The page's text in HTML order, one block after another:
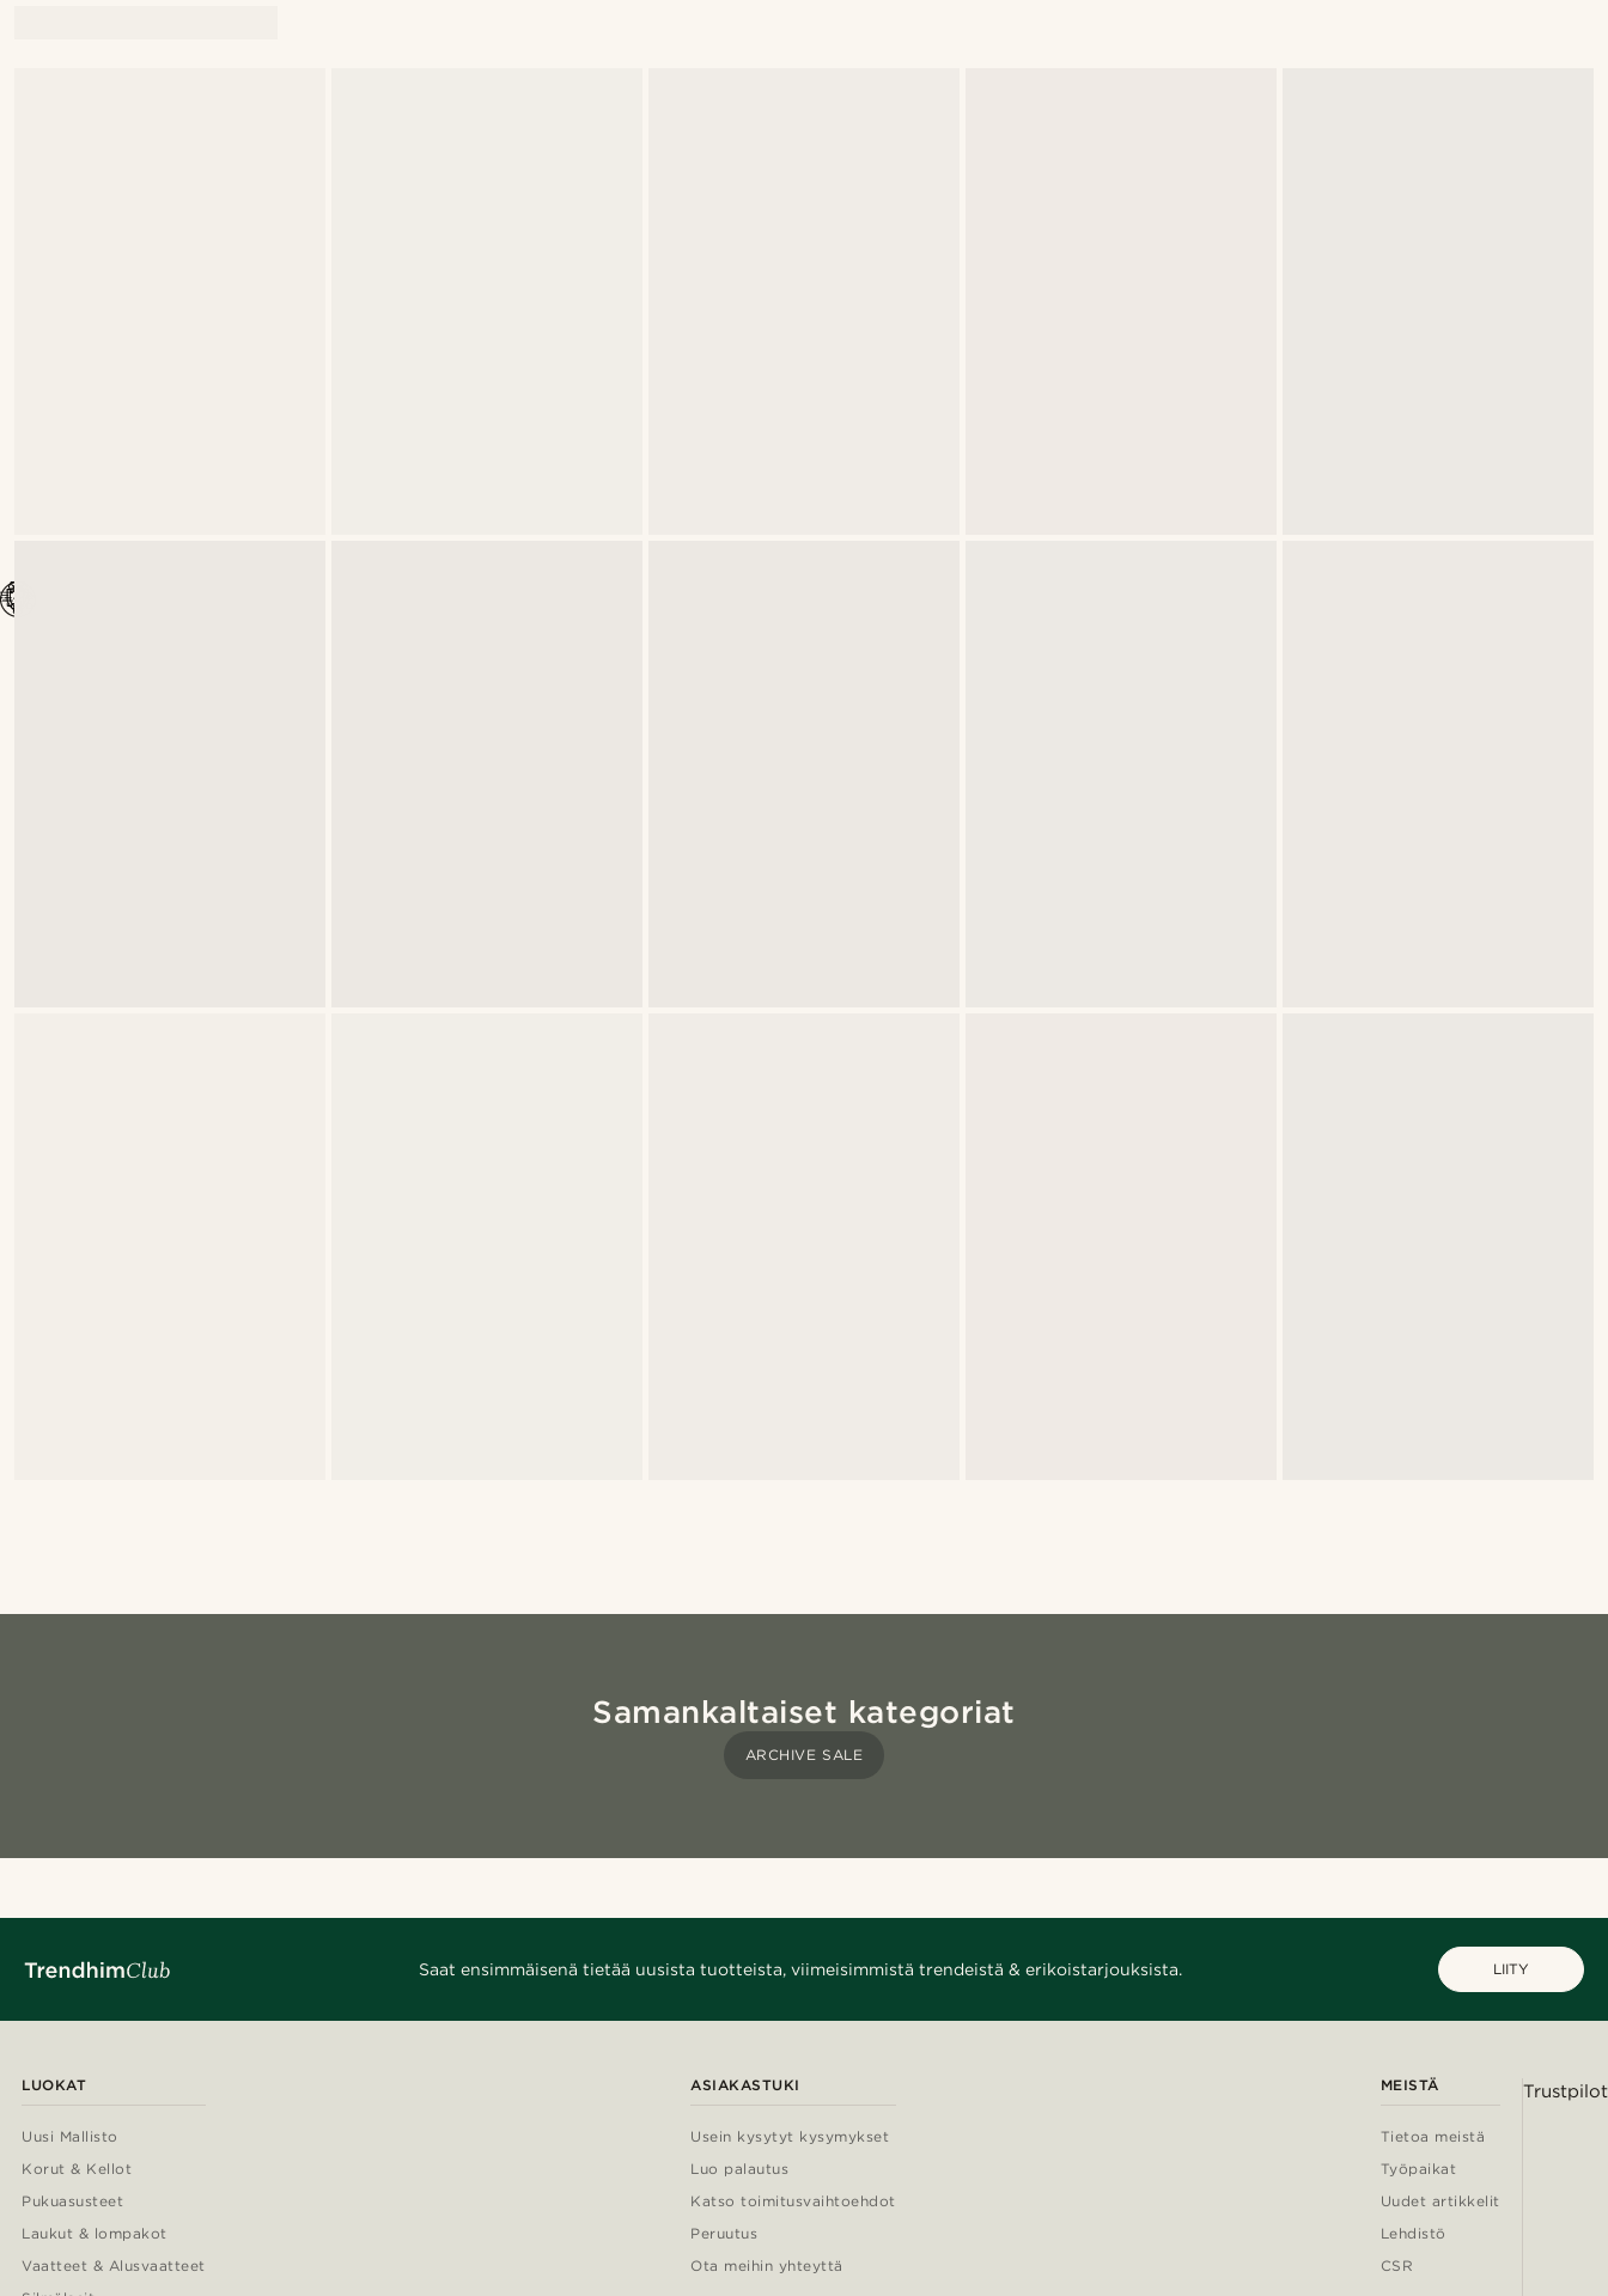
Samankaltaiset kategoriat
ARCHIVE SALE
Saat ensimmäisenä tietää uusista tuotteista, viimeisimmistä trendeistä & erikoistarjouksista. LIITY
LUOKAT
Uusi Mallisto
Korut & Kellot
Pukuasusteet
Laukut & lompakot
Vaatteet & Alusvaatteet
ASIAKASTUKI
Usein kysytyt kysymykset
Luo palautus
Katso toimitusvaihtoehdot
Peruutus
Ota meihin yhteyttä
MEISTÄ
Tietoa meistä
Työpaikat
Uudet artikkelit
Lehdistö
CSR
Trustpilot